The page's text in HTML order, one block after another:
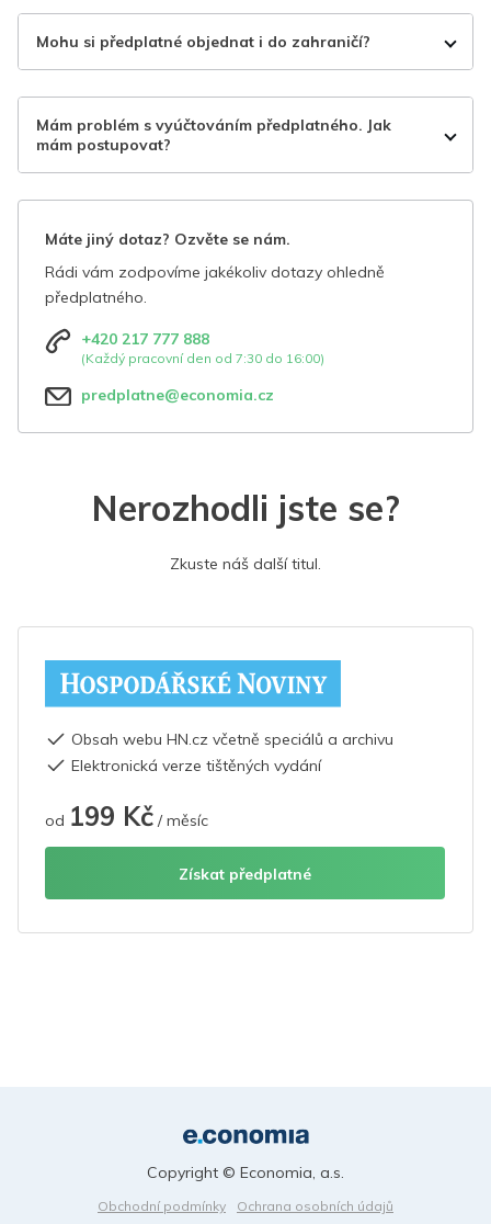
Mohu si předplatné objednat i do zahraničí?
Mám problém s vyúčtováním předplatného. Jak
mám postupovat?
Máte jiný dotaz? Ozvěte se nám.
Rádi vám zodpovíme jakékoliv dotazy ohledně
předplatného.
+420 217 777 888
(Každý pracovní den od 7:30 do 16:00)
predplatne@economia.cz
Nerozhodli jste se?
Zkuste náš další titul.
Obsah webu HN.cz včetně speciálů a archivu
Elektronická verze tištěných vydání
od 199 Kč / měsíc
Získat předplatné
Obchodní podmínky
Ochrana osobních údajů
Copyright © Economia, a.s.